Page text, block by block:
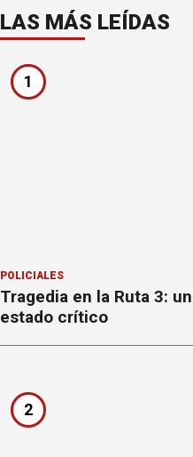
LAS MÁS LEÍDAS
1
POLICIALES
Tragedia en la Ruta 3:
estado crítico
2